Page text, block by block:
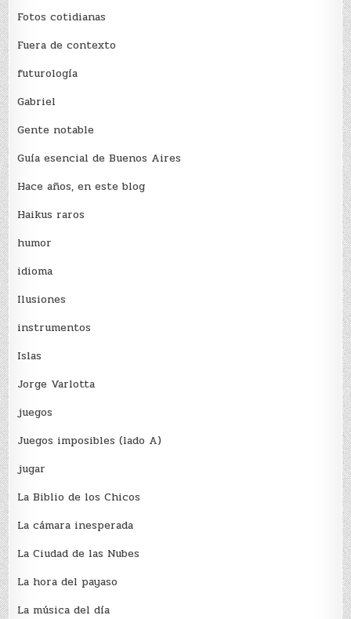
Fotos cotidianas
Fuera de contexto
futurología
Gabriel
Gente notable
Guía esencial de Buenos Aires
Hace años, en este blog
Haikus raros
humor
idioma
Ilusiones
instrumentos
Islas
Jorge Varlotta
juegos
Juegos imposibles (lado A)
jugar
La Biblio de los Chicos
La cámara inesperada
La Ciudad de las Nubes
La hora del payaso
La música del día